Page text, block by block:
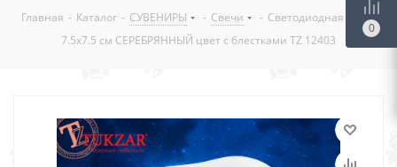
Главная - Каталог - СУВЕНИРЫ - Свечи - Светодиодная свеча
7.5х7.5 см СЕРЕБРЯННЫЙ цвет с блестками TZ 12403
0